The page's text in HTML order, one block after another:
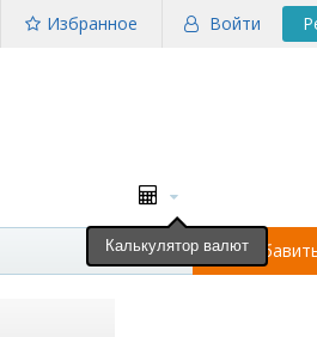
Войти
Избранное
Калькулятор валют